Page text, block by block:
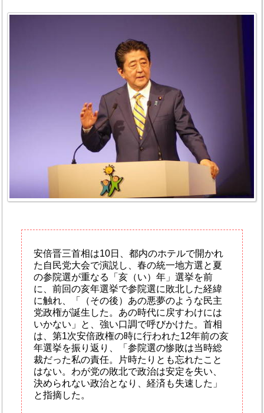
安倍晋三首相は10日、都内のホテルで開かれ
た自民党大会で演説し、春の統一地方選と夏
の参院選が重なる「亥（い）年」選挙を前
に、前回の亥年選挙で参院選に敗北した経緯
に触れ、「（その後）あの悪夢のような民主
党政権が誕生した。あの時代に戻すわけには
いかない」と、強い口調で呼びかけた。首相
は、第1次安倍政権の時に行われた12年前の亥
年選挙を振り返り、「参院選の惨敗は当時総
裁だった私の責任。片時たりとも忘れたこと
はない。わが党の敗北で政治は安定を失い、
決められない政治となり、経済も失速した」
と指摘した。